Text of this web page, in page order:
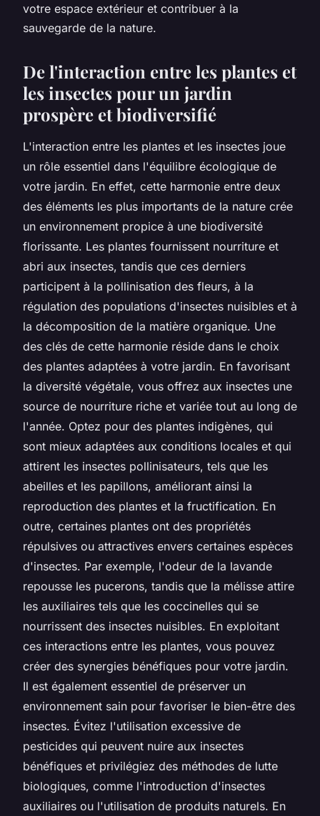
votre espace extérieur et contribuer à la
sauvegarde de la nature.
De l'interaction entre les plantes et
les insectes pour un jardin
prospère et biodiversifié
L'interaction entre les plantes et les insectes joue
un rôle essentiel dans l'équilibre écologique de
votre jardin. En effet, cette harmonie entre deux
des éléments les plus importants de la nature crée
un environnement propice à une biodiversité
florissante. Les plantes fournissent nourriture et
abri aux insectes, tandis que ces derniers
participent à la pollinisation des fleurs, à la
régulation des populations d'insectes nuisibles et à
la décomposition de la matière organique. Une
des clés de cette harmonie réside dans le choix
des plantes adaptées à votre jardin. En favorisant
la diversité végétale, vous offrez aux insectes une
source de nourriture riche et variée tout au long de
l'année. Optez pour des plantes indigènes, qui
sont mieux adaptées aux conditions locales et qui
attirent les insectes pollinisateurs, tels que les
abeilles et les papillons, améliorant ainsi la
reproduction des plantes et la fructification. En
outre, certaines plantes ont des propriétés
répulsives ou attractives envers certaines espèces
d'insectes. Par exemple, l'odeur de la lavande
repousse les pucerons, tandis que la mélisse attire
les auxiliaires tels que les coccinelles qui se
nourrissent des insectes nuisibles. En exploitant
ces interactions entre les plantes, vous pouvez
créer des synergies bénéfiques pour votre jardin.
Il est également essentiel de préserver un
environnement sain pour favoriser le bien-être des
insectes. Évitez l'utilisation excessive de
pesticides qui peuvent nuire aux insectes
bénéfiques et privilégiez des méthodes de lutte
biologiques, comme l'introduction d'insectes
auxiliaires ou l'utilisation de produits naturels. En